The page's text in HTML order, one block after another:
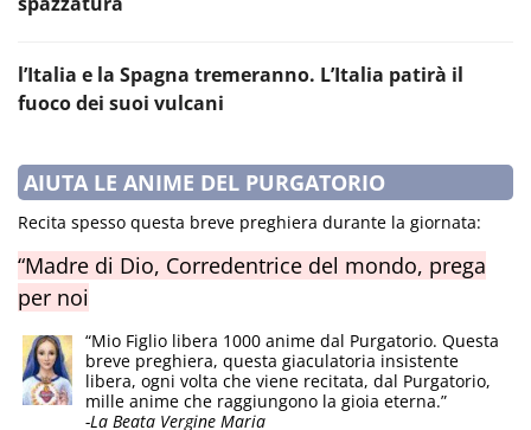
l’Italia e la Spagna tremeranno. L’Italia patirà il
fuoco dei suoi vulcani
AIUTA LE ANIME DEL PURGATORIO
Recita spesso questa breve preghiera durante la giornata:
“Madre di Dio, Corredentrice del mondo, prega
per noi
“Mio Figlio libera 1000 anime dal Purgatorio. Questa
breve preghiera, questa giaculatoria insistente
libera, ogni volta che viene recitata, dal Purgatorio,
mille anime che raggiungono la gioia eterna.”
-La Beata Vergine Maria